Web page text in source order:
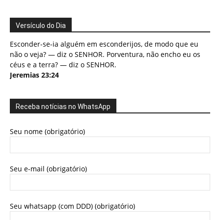
Versículo do Dia
Esconder-se-ia alguém em esconderijos, de modo que eu
não o veja? — diz o SENHOR. Porventura, não encho eu os
céus e a terra? — diz o SENHOR.
Jeremias 23:24
Receba notícias no WhatsApp
Seu nome (obrigatório)
Seu e-mail (obrigatório)
Seu whatsapp (com DDD) (obrigatório)